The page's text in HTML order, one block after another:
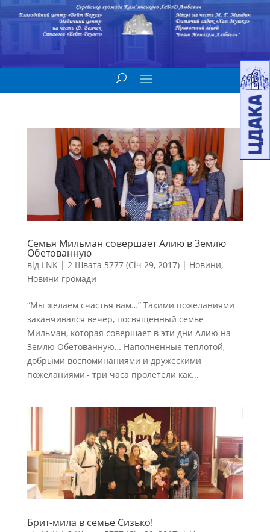
Семья Мильман совершает Алию в Землю
Обетованную
від LNK| 2 Швата 5777 (Січ 29, 2017)| Новини,
Новини громади
“Мы желаем счастья вам…” Такими пожеланиями
заканчивался вечер, посвященный семье
Мильман, которая совершает в эти дни Алию на
Землю Обетованную… Наполненные теплотой,
добрыми воспоминаниями и дружескими
пожеланиями,- три часа пролетели как...
Брит-мила в семье Сизько!